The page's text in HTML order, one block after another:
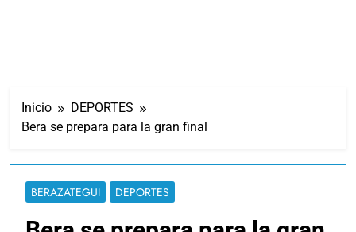
Inicio
DEPORTES
Bera se prepara para la gran final
BERAZATEGUI DEPORTES